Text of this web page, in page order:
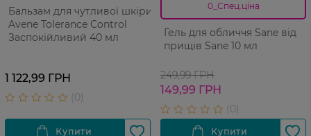
Бальзам для чутливої шкіри
Avene Tolerance Control
Заспокійливий 40 мл
1 122,99 ГРН
0_Спец.ціна
Гель для обличчя Sane від
прищів Sane 10 мл
249,99 ГРН
149,99 ГРН